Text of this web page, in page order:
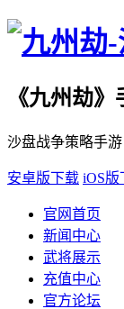
《九州劫》
沙盘战争策略手游
安卓版下载 iOS版
官网首页
新闻中心
武将展示
充值中心
官方论坛